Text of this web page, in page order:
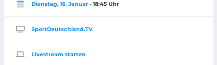
Dienstag, 16. Januar - 18:45 Uhr
SportDeutschland.TV
Livestream starten